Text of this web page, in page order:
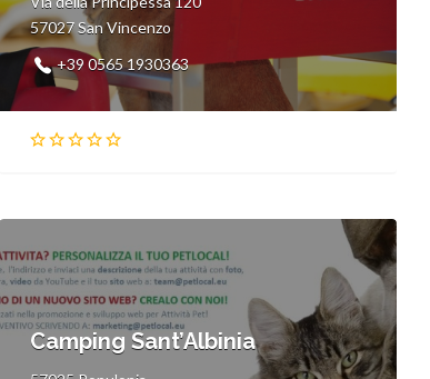
57027 San Vincenzo
+39 0565 1930363
Camping Sant’Albinia